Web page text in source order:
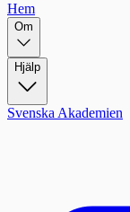
Hem
Om
Hjälp
Svenska Akademien